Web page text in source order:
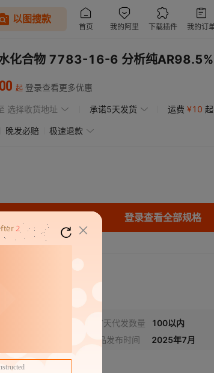
化合物 7783-16-6 分析纯AR98.5%
00 起 登录查看更多优惠
选择收货地址 承诺5天发货 运费 ¥10 起
晚发必赔 极速退款
登录查看全部规格
近7天代发数量 100以内
商品发布时间 2025年7月